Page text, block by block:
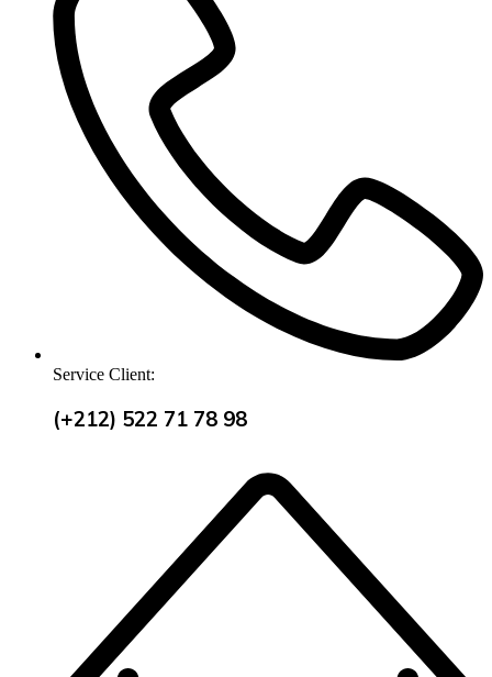
Service Client:
(+212) 522 71 78 98